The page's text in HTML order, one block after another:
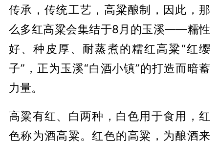
传承，传统工艺，高粱酿制，因此，那
么多红高粱会集结于8月的玉溪——糯性
好、种皮厚、耐蒸煮的糯红高粱“红缨
子”，正为玉溪“白酒小镇”的打造而暗蓄
力量。
高粱有红、白两种，白色用于食用，红
色称为酒高粱。红色的高粱，为酿酒来